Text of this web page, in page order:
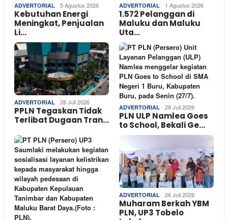
ADVERTORIAL 5 Agustus 2026
Kebutuhan Energi
Meningkat, Penjualan
Li…
ADVERTORIAL 1 Agustus 2026
1.572 Pelanggan di
Maluku dan Maluku
Uta…
ADVERTORIAL 28 Juli 2026
PPLN Tegaskan Tidak
Terlibat Dugaan Tran…
ADVERTORIAL 28 Juli 2026
PLN ULP Namlea Goes
to School, Bekali Ge…
ADVERTORIAL 26 Juli 2026
Muharam Berkah YBM
PLN, UP3 Tobelo